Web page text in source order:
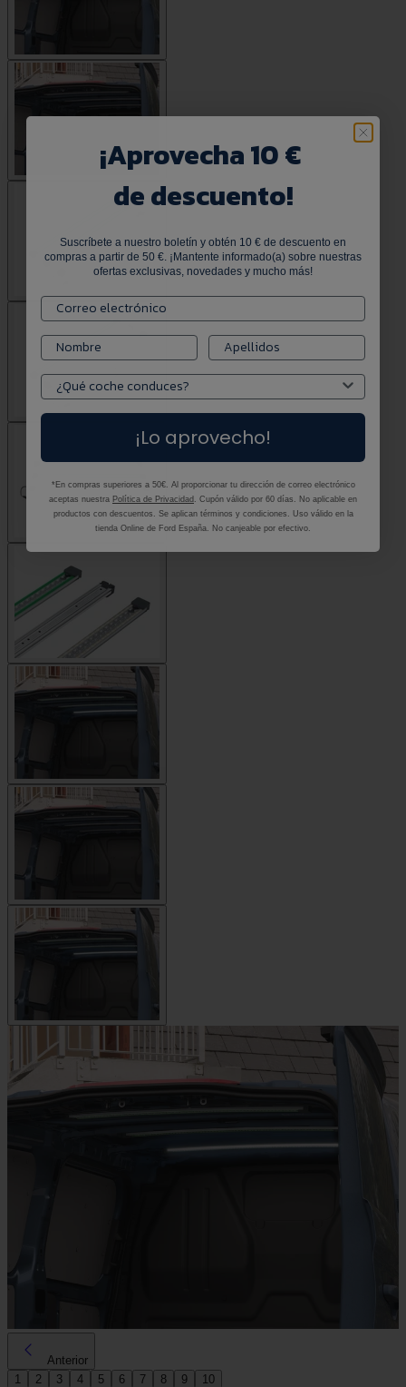
Anterior
1
2 3 4 5 6 7 8 9 10
¡Aprovecha 10 €
de descuento!
Suscríbete a nuestro boletín y obtén 10 € de descuento en
compras a partir de 50 €. ¡Mantente informado(a) sobre nuestras
ofertas exclusivas, novedades y mucho más!
¡Lo aprovecho!
*En compras superiores a 50€. Al proporcionar tu dirección de correo electrónico
aceptas nuestra Política de Privacidad . Cupón válido por 60 días. No aplicable en
productos con descuentos. Se aplican términos y condiciones. Uso válido en la
tienda Online de Ford España. No canjeable por efectivo.